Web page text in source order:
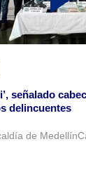
señalado
delincuentes
de